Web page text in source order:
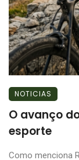
NOTICIAS
O avanço
esporte
Como menciona